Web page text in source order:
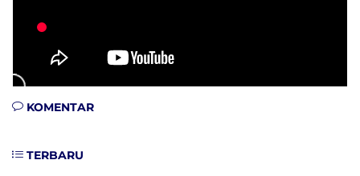
KOMENTAR
TERBARU